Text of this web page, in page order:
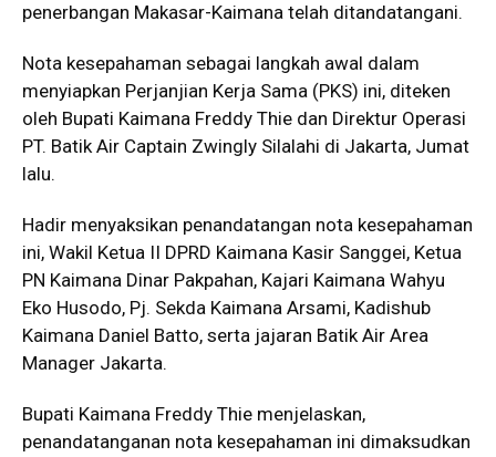
penerbangan Makasar-Kaimana telah ditandatangani.
Nota kesepahaman sebagai langkah awal dalam
menyiapkan Perjanjian Kerja Sama (PKS) ini, diteken
oleh Bupati Kaimana Freddy Thie dan Direktur Operasi
PT. Batik Air Captain Zwingly Silalahi di Jakarta, Jumat
lalu.
Hadir menyaksikan penandatangan nota kesepahaman
ini, Wakil Ketua II DPRD Kaimana Kasir Sanggei, Ketua
PN Kaimana Dinar Pakpahan, Kajari Kaimana Wahyu
Eko Husodo, Pj. Sekda Kaimana Arsami, Kadishub
Kaimana Daniel Batto, serta jajaran Batik Air Area
Manager Jakarta.
Bupati Kaimana Freddy Thie menjelaskan,
penandatanganan nota kesepahaman ini dimaksudkan